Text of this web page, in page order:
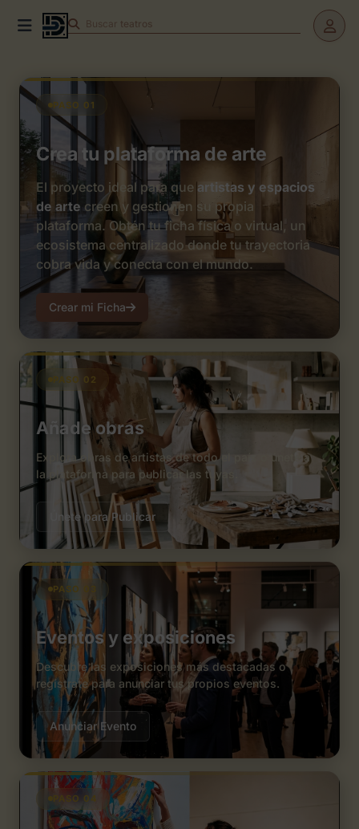
Buscar teatros
PASO 01
Crea tu plataforma de arte
El proyecto ideal para que artistas y espacios
de arte creen y gestionen su propia
plataforma. Obtén tu ficha física o virtual, un
ecosistema centralizado donde tu trayectoria
cobra vida y conecta con el mundo.
Crear mi Ficha
PASO 02
Añade obras
Explora obras de artistas de todo el país o únete a
la plataforma para publicar las tuyas.
Únete para Publicar
PASO 03
Eventos y exposiciones
Descubre las exposiciones más destacadas o
regístrate para anunciar tus propios eventos.
Anunciar Evento
PASO 04